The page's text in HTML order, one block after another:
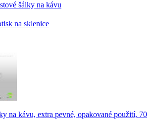
šálky na kávu
na sklenice
na kávu, extra pevné, opakované použití, 70